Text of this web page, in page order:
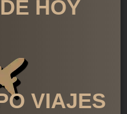
HOY
VIAJES